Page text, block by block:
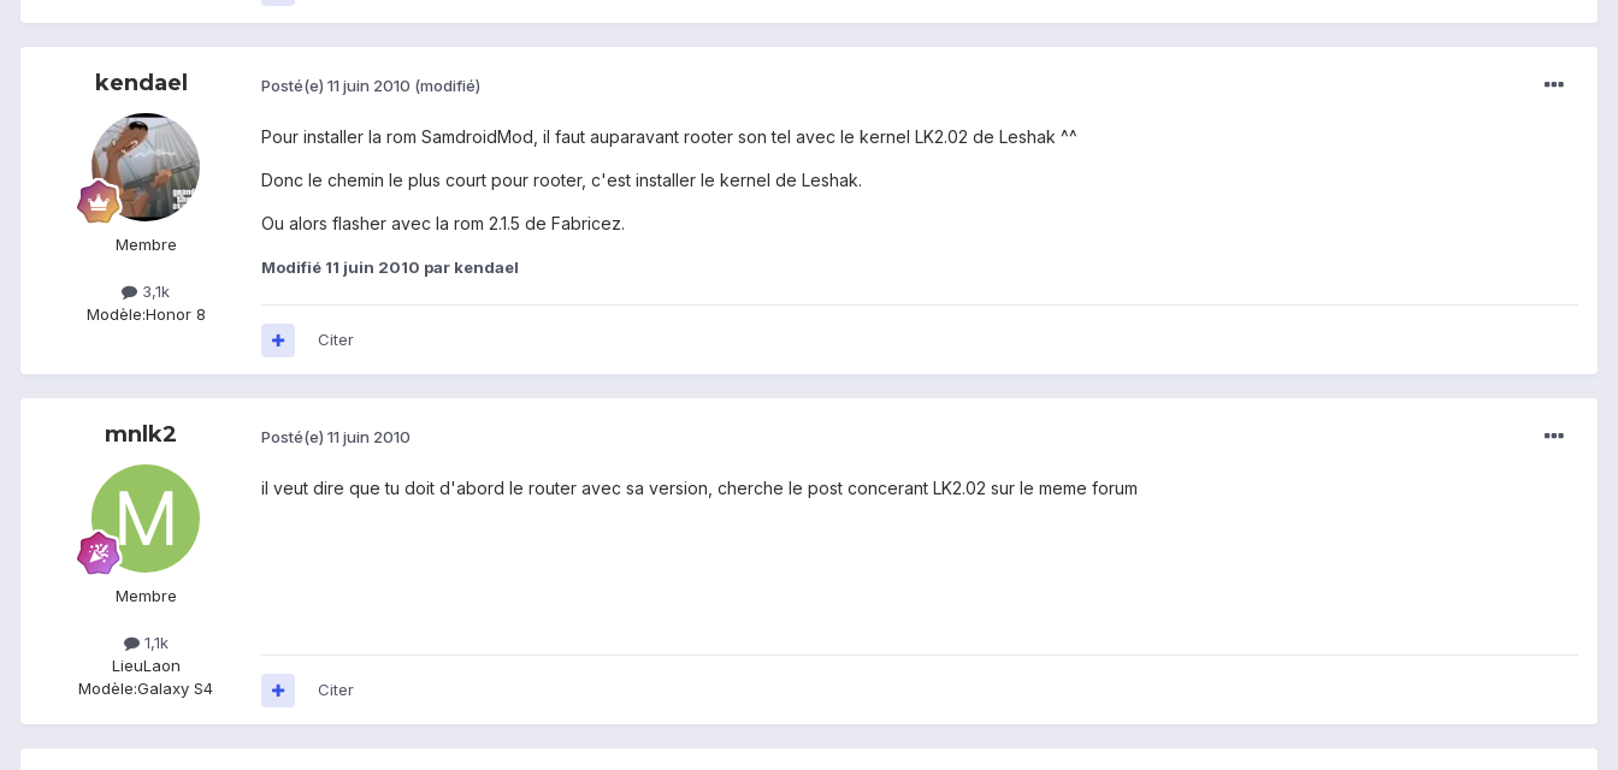
kendael
Membre
3,1k
Modèle:Honor 8
Posté(e) 11 juin 2010 (modifié)
Pour installer la rom SamdroidMod, il faut auparavant rooter son tel avec le kernel LK2.02 de Leshak ^^
Donc le chemin le plus court pour rooter, c'est installer le kernel de Leshak.
Ou alors flasher avec la rom 2.1.5 de Fabricez.
Modifié 11 juin 2010 par kendael
Citer
mnlk2
Membre
1,1k
LieuLaon
Modèle:Galaxy S4
Posté(e) 11 juin 2010
il veut dire que tu doit d'abord le router avec sa version, cherche le post concerant LK2.02 sur le meme forum
Citer